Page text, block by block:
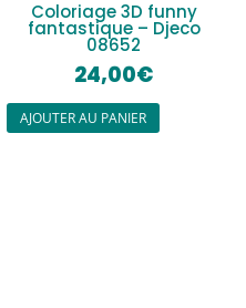
Coloriage 3D funny
fantastique – Djeco
08652
24,00€
AJOUTER AU PANIER